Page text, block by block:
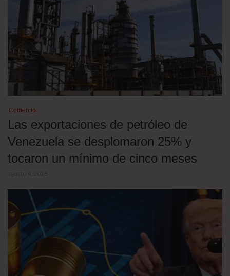
Comercio
Las exportaciones de petróleo de
Venezuela se desplomaron 25% y
tocaron un mínimo de cinco meses